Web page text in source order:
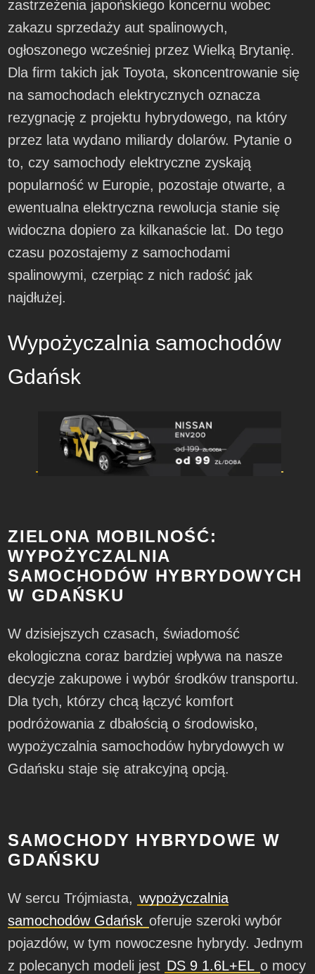
zastrzeżenia japońskiego koncernu wobec
zakazu sprzedaży aut spalinowych,
ogłoszonego wcześniej przez Wielką Brytanię.
Dla firm takich jak Toyota, skoncentrowanie się
na samochodach elektrycznych oznacza
rezygnację z projektu hybrydowego, na który
przez lata wydano miliardy dolarów. Pytanie o
to, czy samochody elektryczne zyskają
popularność w Europie, pozostaje otwarte, a
ewentualna elektryczna rewolucja stanie się
widoczna dopiero za kilkanaście lat. Do tego
czasu pozostajemy z samochodami
spalinowymi, czerpiąc z nich radość jak
najdłużej.
Wypożyczalnia samochodów
Gdańsk
ZIELONA MOBILNOŚĆ:
WYPOŻYCZALNIA
SAMOCHODÓW HYBRYDOWYCH
W GDAŃSKU
W dzisiejszych czasach, świadomość
ekologiczna coraz bardziej wpływa na nasze
decyzje zakupowe i wybór środków transportu.
Dla tych, którzy chcą łączyć komfort
podróżowania z dbałością o środowisko,
wypożyczalnia samochodów hybrydowych w
Gdańsku staje się atrakcyjną opcją.
SAMOCHODY HYBRYDOWE W
GDAŃSKU
W sercu Trójmiasta, wypożyczalnia
samochodów Gdańsk oferuje szeroki wybór
pojazdów, w tym nowoczesne hybrydy. Jednym
z polecanych modeli jest DS 9 1.6L+EL o mocy